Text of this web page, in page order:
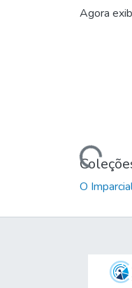
Agora
Carregando...
O